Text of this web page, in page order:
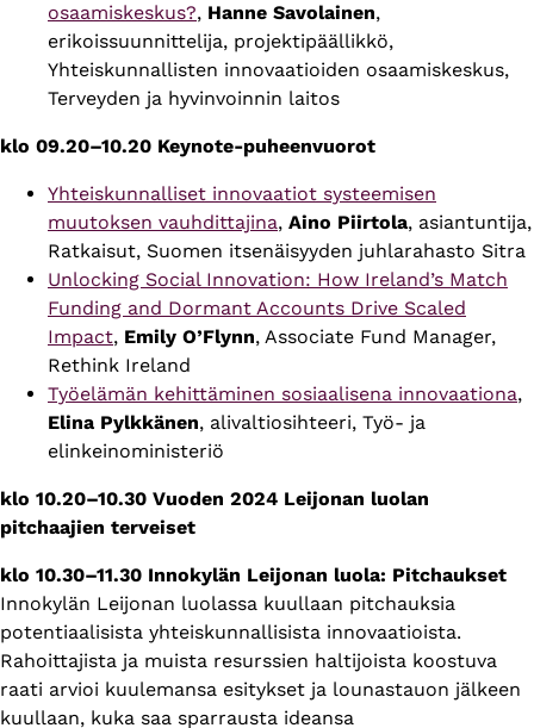
osaamiskeskus?, Hanne Savolainen,
erikoissuunnittelija, projektipäällikkö,
Yhteiskunnallisten innovaatioiden osaamiskeskus,
Terveyden ja hyvinvoinnin laitos
klo 09.20–10.20 Keynote-puheenvuorot
Yhteiskunnalliset innovaatiot systeemisen
muutoksen vauhdittajina, Aino Piirtola, asiantuntija,
Ratkaisut, Suomen itsenäisyyden juhlarahasto Sitra
Unlocking Social Innovation: How Ireland’s Match
Funding and Dormant Accounts Drive Scaled
Impact, Emily O’Flynn, Associate Fund Manager,
Rethink Ireland
Työelämän kehittäminen sosiaalisena innovaationa,
Elina Pylkkänen, alivaltiosihteeri, Työ- ja
elinkeinoministeriö
klo 10.20–10.30 Vuoden 2024 Leijonan luolan
pitchaajien terveiset
klo 10.30–11.30 Innokylän Leijonan luola: Pitchaukset
Innokylän Leijonan luolassa kuullaan pitchauksia
potentiaalisista yhteiskunnallisista innovaatioista.
Rahoittajista ja muista resurssien haltijoista koostuva
raati arvioi kuulemansa esitykset ja lounastauon jälkeen
kuullaan, kuka saa sparrausta ideansa